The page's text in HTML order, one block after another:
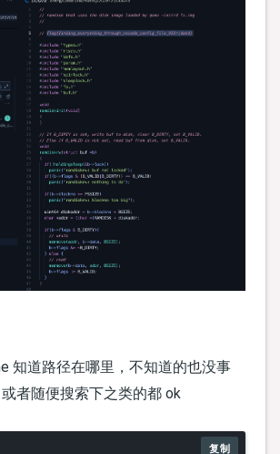
知道路径在哪里，不知道的也没事
或者随便搜索下之类的都 ok
复制